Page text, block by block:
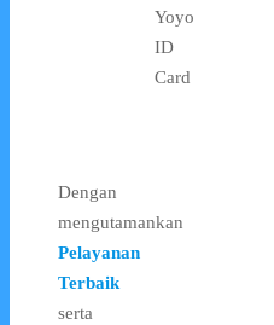
Yoyo
ID
Card
Dengan
mengutamankan
Pelayanan
Terbaik
serta